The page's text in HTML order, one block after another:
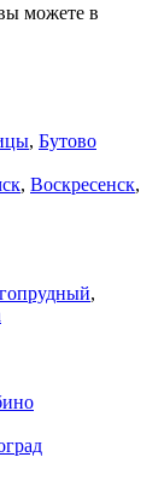
можете в
, Бутово
, Воскресенск,
,